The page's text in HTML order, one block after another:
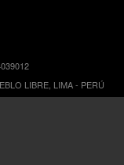
LIBRE, LIMA - PERÚ